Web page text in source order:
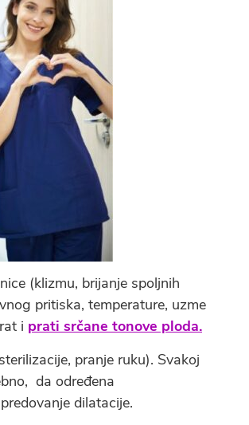
(klizmu, brijanje spoljnih
pritiska, temperature, uzme
i prati srčane tonove ploda.
pranje ruku). Svakoj
da određena
dilatacije.